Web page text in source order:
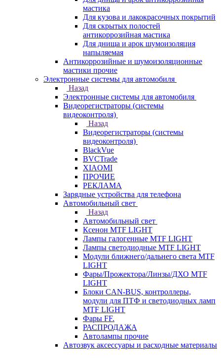
мастика
Для кузова и лакокрасочных покрытий
Для скрытых полостей
антикоррозийная мастика
Для днища и арок шумоизоляция
напыляемая
Антикоррозийные и шумоизоляционные
мастики прочие
Электронные системы для автомобиля
Назад
Электронные системы для автомобиля
Видеорегистраторы (системы
видеоконтроля)
Назад
Видеорегистраторы (системы
видеоконтроля)
BlackVue
BVCTrade
XIAOMI
ПРОЧИЕ
РЕКЛАМА
Зарядные устройства для телефона
Автомобильный свет
Назад
Автомобильный свет
Ксенон MTF LIGHT
Лампы галогенные MTF LIGHT
Лампы светодиодные MTF LIGHT
Модули ближнего/дальнего света MTF
LIGHT
Фары/Прожектора/Линзы/ДХО MTF
LIGHT
Блоки CAN-BUS, контроллеры,
модули для ПТФ и светодиодных ламп
MTF LIGHT
Фары FF.
РАСПРОДАЖА
Автолампы прочие
Автозвук аксессуары и расходные материалы